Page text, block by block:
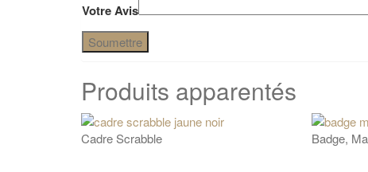
Votre Avis
Produits apparentés
Cadre Scrabble
Badge,